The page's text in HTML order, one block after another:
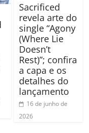
Sacrificed
revela arte do
single “Agony
(Where Lie
Doesn’t
Rest)”; confira
a capa e os
detalhes do
lançamento
16 de junho de
2026